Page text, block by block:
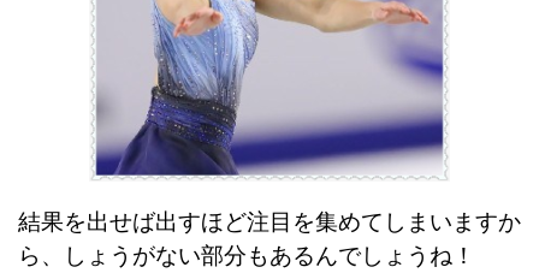
結果を出せば出すほど注目を集めてしまいますか
ら、しょうがない部分もあるんでしょうね！